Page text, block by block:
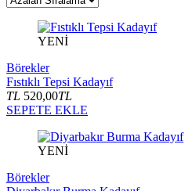
YENİ
Börekler
Fıstıklı Tepsi Kadayıf
TL 520,00TL
SEPETE EKLE
YENİ
Börekler